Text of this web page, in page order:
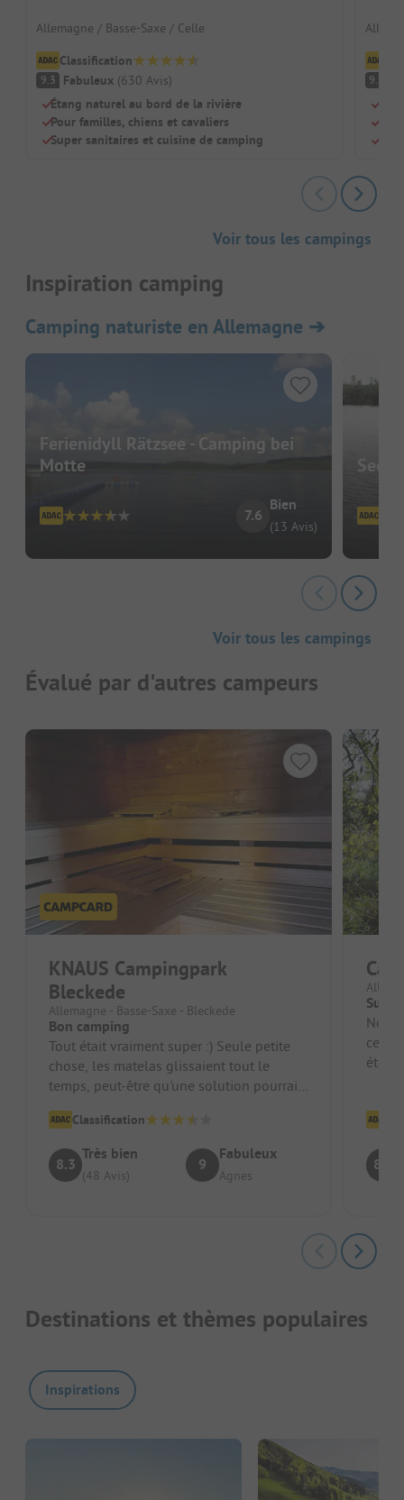
Allemagne / Basse-Saxe / Celle
Classification
9.3 Fabuleux (630 Avis)
Étang naturel au bord de la rivière
Pour familles, chiens et cavaliers
Super sanitaires et cuisine de camping
9.2
Voir tous les campings
Inspiration camping
Camping naturiste en Allemagne ➔
Ferienidyll Rätzsee - Camping bei
Motte
7.6
Bien
(13 Avis)
Voir tous les campings
Évalué par d'autres campeurs
KNAUS Campingpark
Bleckede
Allemagne - Basse-Saxe - Bleckede
Bon camping
Tout était vraiment super :) Seule petite
chose, les matelas glissaient tout le
temps, peut-être qu'une solution pourrait
Classification
8.3
Très bien
(48 Avis)
9
Fabuleux
Agnes
Nous
cela
8.4
Destinations et thèmes populaires
Inspirations